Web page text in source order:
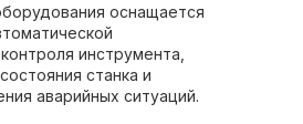
оснащается
инструмента,
станка и
аварийных ситуаций.